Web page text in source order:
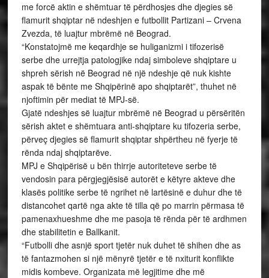
me forcë aktin e shëmtuar të përdhosjes dhe djegies së
flamurit shqiptar në ndeshjen e futbollit Partizani – Crvena
Zvezda, të luajtur mbrëmë në Beograd.
“Konstatojmë me keqardhje se huliganizmi i tifozerisë
serbe dhe urrejtja patologjike ndaj simboleve shqiptare u
shpreh sërish në Beograd në një ndeshje që nuk kishte
aspak të bënte me Shqipërinë apo shqiptarët”, thuhet në
njoftimin për mediat të MPJ-së.
Gjatë ndeshjes së luajtur mbrëmë në Beograd u përsëritën
sërish aktet e shëmtuara anti-shqiptare ku tifozeria serbe,
përveç djegies së flamurit shqiptar shpërtheu në fyerje të
rënda ndaj shqiptarëve.
MPJ e Shqipërisë u bën thirrje autoriteteve serbe të
vendosin para përgjegjësisë autorët e këtyre akteve dhe
klasës politike serbe të ngrihet në lartësinë e duhur dhe të
distancohet qartë nga akte të tilla që po marrin përmasa të
pamenaxhueshme dhe me pasoja të rënda për të ardhmen
dhe stabilitetin e Ballkanit.
“Futbolli dhe asnjë sport tjetër nuk duhet të shihen dhe as
të fantazmohen si një mënyrë tjetër e të nxiturit konflikte
midis kombeve. Organizata më legjitime dhe më